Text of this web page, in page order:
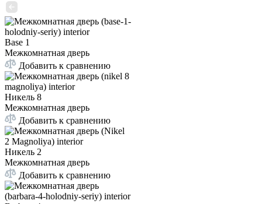
Base 1
Межкомнатная дверь
Добавить к сравнению
Никель 8
Межкомнатная дверь
Добавить к сравнению
Никель 2
Межкомнатная дверь
Добавить к сравнению